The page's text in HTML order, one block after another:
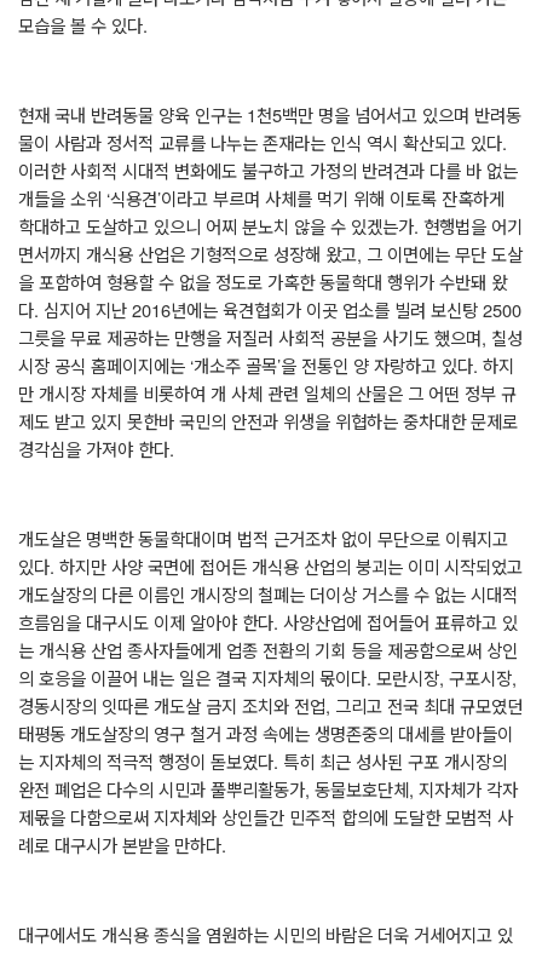
모습을 볼 수 있다.
현재 국내 반려동물 양육 인구는 1천5백만 명을 넘어서고 있으며 반려동
물이 사람과 정서적 교류를 나누는 존재라는 인식 역시 확산되고 있다.
이러한 사회적 시대적 변화에도 불구하고 가정의 반려견과 다를 바 없는
개들을 소위 ‘식용견’이라고 부르며 사체를 먹기 위해 이토록 잔혹하게
학대하고 도살하고 있으니 어찌 분노치 않을 수 있겠는가. 현행법을 어기
면서까지 개식용 산업은 기형적으로 성장해 왔고, 그 이면에는 무단 도살
을 포함하여 형용할 수 없을 정도로 가혹한 동물학대 행위가 수반돼 왔
다. 심지어 지난2016년에는 육견협회가 이곳 업소를 빌려 보신탕2500
그릇을 무료 제공하는 만행을 저질러 사회적 공분을 사기도 했으며, 칠성
시장 공식 홈페이지에는 ‘개소주 골목’을 전통인 양 자랑하고 있다. 하지
만 개시장 자체를 비롯하여 개 사체 관련 일체의 산물은 그 어떤 정부 규
제도 받고 있지 못한바 국민의 안전과 위생을 위협하는 중차대한 문제로
경각심을 가져야 한다.
개도살은 명백한 동물학대이며 법적 근거조차 없이 무단으로 이뤄지고
있다. 하지만 사양 국면에 접어든 개식용 산업의 붕괴는 이미 시작되었고
개도살장의 다른 이름인 개시장의 철폐는 더이상 거스를 수 없는 시대적
흐름임을 대구시도 이제 알아야 한다. 사양산업에 접어들어 표류하고 있
는 개식용 산업 종사자들에게 업종 전환의 기회 등을 제공함으로써 상인
의 호응을 이끌어 내는 일은 결국 지자체의 몫이다. 모란시장, 구포시장,
경동시장의 잇따른 개도살 금지 조치와 전업, 그리고 전국 최대 규모였던
태평동 개도살장의 영구 철거 과정 속에는 생명존중의 대세를 받아들이
는 지자체의 적극적 행정이 돋보였다. 특히 최근 성사된 구포 개시장의
완전 폐업은 다수의 시민과 풀뿌리활동가, 동물보호단체, 지자체가 각자
제몫을 다함으로써 지자체와 상인들간 민주적 합의에 도달한 모범적 사
례로 대구시가 본받을 만하다.
대구에서도 개식용 종식을 염원하는 시민의 바람은 더욱 거세어지고 있